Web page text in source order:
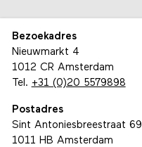
Bezoekadres
Nieuwmarkt 4
1012 CR Amsterdam
Tel. +31 (0)20 5579898
Postadres
Sint Antoniesbreestraat 69
1011 HB Amsterdam